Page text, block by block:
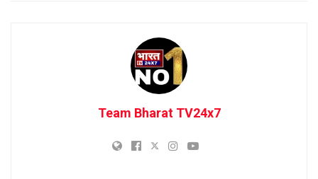
Team Bharat TV24x7